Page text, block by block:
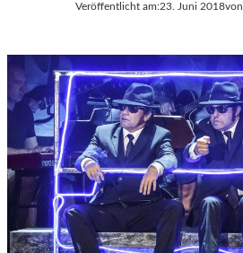
Veröffentlicht am:23. Juni 2018von